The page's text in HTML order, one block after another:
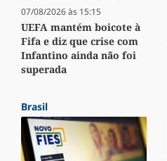
07/08/2026 às 15:15
UEFA mantém boicote à
Fifa e diz que crise com
Infantino ainda não foi
superada
Brasil